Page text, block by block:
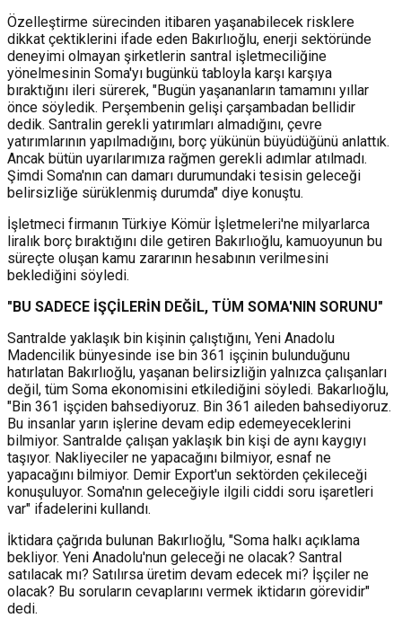
Özelleştirme sürecinden itibaren yaşanabilecek risklere
dikkat çektiklerini ifade eden Bakırlıoğlu, enerji sektöründe
deneyimi olmayan şirketlerin santral işletmeciliğine
yönelmesinin Soma'yı bugünkü tabloyla karşı karşıya
bıraktığını ileri sürerek, "Bugün yaşananların tamamını yıllar
önce söyledik. Perşembenin gelişi çarşambadan bellidir
dedik. Santralin gerekli yatırımları almadığını, çevre
yatırımlarının yapılmadığını, borç yükünün büyüdüğünü anlattık.
Ancak bütün uyarılarımıza rağmen gerekli adımlar atılmadı.
Şimdi Soma'nın can damarı durumundaki tesisin geleceği
belirsizliğe sürüklenmiş durumda" diye konuştu.
İşletmeci firmanın Türkiye Kömür İşletmeleri'ne milyarlarca
liralık borç bıraktığını dile getiren Bakırlıoğlu, kamuoyunun bu
süreçte oluşan kamu zararının hesabının verilmesini
beklediğini söyledi.
"BU SADECE İŞÇİLERİN DEĞİL, TÜM SOMA'NIN SORUNU"
Santralde yaklaşık bin kişinin çalıştığını, Yeni Anadolu
Madencilik bünyesinde ise bin 361 işçinin bulunduğunu
hatırlatan Bakırlıoğlu, yaşanan belirsizliğin yalnızca çalışanları
değil, tüm Soma ekonomisini etkilediğini söyledi. Bakarlıoğlu,
"Bin 361 işçiden bahsediyoruz. Bin 361 aileden bahsediyoruz.
Bu insanlar yarın işlerine devam edip edemeyeceklerini
bilmiyor. Santralde çalışan yaklaşık bin kişi de aynı kaygıyı
taşıyor. Nakliyeciler ne yapacağını bilmiyor, esnaf ne
yapacağını bilmiyor. Demir Export'un sektörden çekileceği
konuşuluyor. Soma'nın geleceğiyle ilgili ciddi soru işaretleri
var" ifadelerini kullandı.
İktidara çağrıda bulunan Bakırlıoğlu, "Soma halkı açıklama
bekliyor. Yeni Anadolu'nun geleceği ne olacak? Santral
satılacak mı? Satılırsa üretim devam edecek mi? İşçiler ne
olacak? Bu soruların cevaplarını vermek iktidarın görevidir"
dedi.